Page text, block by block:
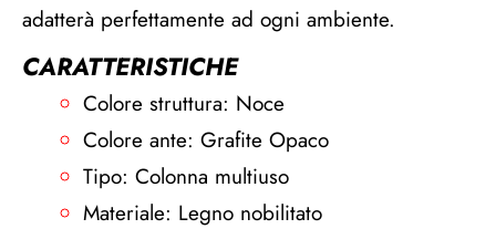
adatterà perfettamente ad ogni ambiente.
CARATTERISTICHE
Colore struttura: Noce
Colore ante: Grafite Opaco
Tipo: Colonna multiuso
Materiale: Legno nobilitato